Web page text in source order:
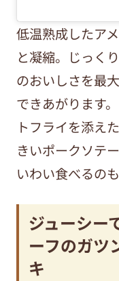
低温熟成したア
と凝縮。じっく
のおいしさを最
できあがります
トフライを添え
きいポークソテ
いわい食べるの
ジューシー
ーフのガツ
キ